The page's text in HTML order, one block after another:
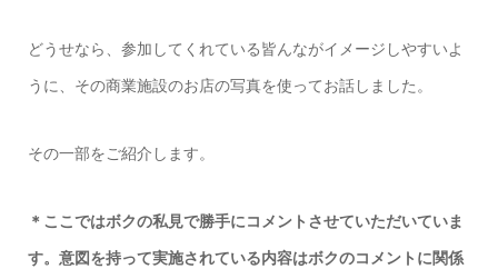
どうせなら、参加してくれている皆んながイメージしやすいよ
うに、その商業施設のお店の写真を使ってお話しました。
その一部をご紹介します。
＊ここではボクの私見で勝手にコメントさせていただいていま
す。意図を持って実施されている内容はボクのコメントに関係